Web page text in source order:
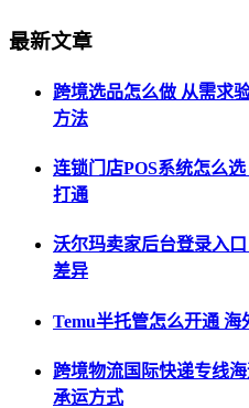
最新文章
跨境选品怎么做 从需求
方法
连锁门店POS系统怎么
打通
沃尔玛卖家后台登录入
差异
Temu半托管怎么开通
跨境物流国际快递专线
承运方式